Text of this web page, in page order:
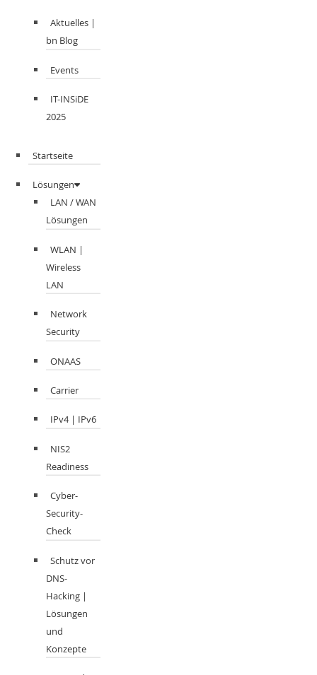
Aktuelles |
bn Blog
Events
IT-INSiDE
2025
Startseite
Lösungen
LAN / WAN
Lösungen
WLAN |
Wireless
LAN
Network
Security
ONAAS
Carrier
IPv4 | IPv6
NIS2
Readiness
Cyber-
Security-
Check
Schutz vor
DNS-
Hacking |
Lösungen
und
Konzepte